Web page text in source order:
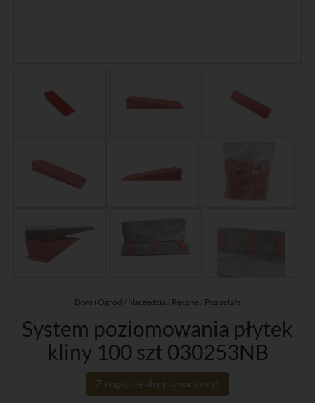
Dom i Ogród Narzędzia Ręczne/ Pozostałe
System poziomowania płytek
kliny 100 szt 030253NB
Zaloguj się aby poznać ceny!